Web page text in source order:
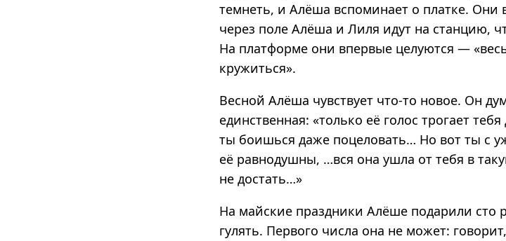
темнеть, и Алёша вспоминает о платке. Они
через поле Алёша и Лиля идут на станцию,
На платформе они впервые целуются —
кружиться».
Весной Алёша чувствует что-то новое. Он
единственная: «только её голос трогает
ты боишься даже поцеловать… Но вот ты с
её равнодушны, …вся она ушла от тебя в
не достать…»
На майские праздники Алёше подарили сто
гулять. Первого числа она не может: